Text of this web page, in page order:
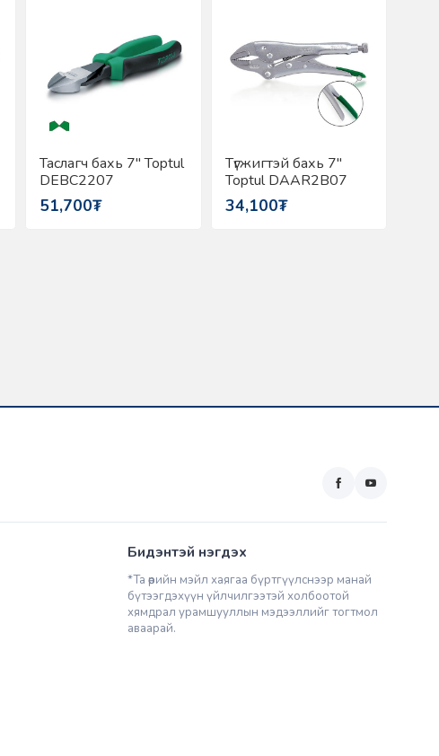
Таслагч бахь 7" Toptul
DEBC2207
51,700₮
Түгжигтэй бахь 7"
Toptul DAAR2B07
34,100₮
Бидэнтэй нэгдэх
*Та өөрийн мэйл хаягаа бүртгүүлснээр манай
бүтээгдэхүүн үйлчилгээтэй холбоотой
хямдрал урамшууллын мэдээллийг тогтмол
аваарай.